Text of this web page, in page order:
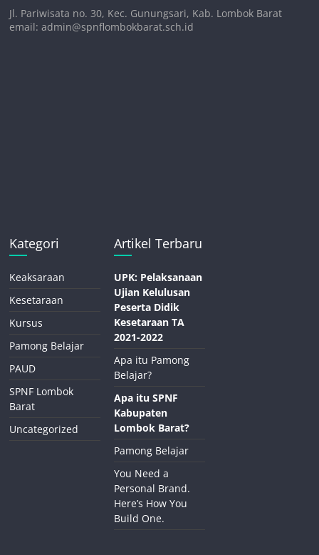
Jl. Pariwisata no. 30, Kec. Gunungsari, Kab. Lombok Barat
email: admin@spnflombokbarat.sch.id
Kategori
Keaksaraan
Kesetaraan
Kursus
Pamong Belajar
PAUD
SPNF Lombok
Barat
Uncategorized
Artikel Terbaru
UPK: Pelaksanaan
Ujian Kelulusan
Peserta Didik
Kesetaraan TA
2021-2022
Apa itu Pamong
Belajar?
Apa itu SPNF
Kabupaten
Lombok Barat?
Pamong Belajar
You Need a
Personal Brand.
Here’s How You
Build One.